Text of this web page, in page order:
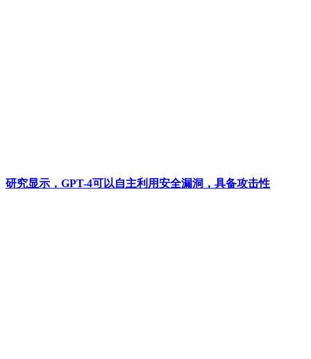
研究显示，GPT-4可以自主利用安全漏洞，具备攻击性